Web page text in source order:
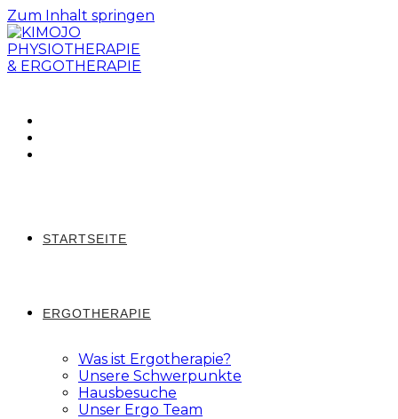
Zum Inhalt springen
STARTSEITE
ERGOTHERAPIE
Was ist Ergotherapie?
Unsere Schwerpunkte
Hausbesuche
Unser Ergo Team